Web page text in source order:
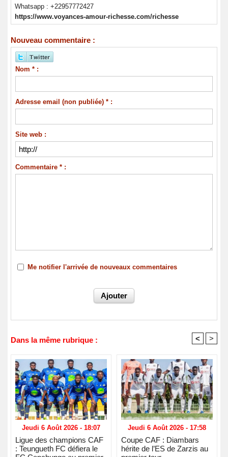
Whatsapp : +22957772427
https://www.voyances-amour-richesse.com/richesse
Nouveau commentaire :
Nom * :
Adresse email (non publiée) * :
Site web :
Commentaire * :
Me notifier l'arrivée de nouveaux commentaires
Dans la même rubrique : < >
Jeudi 6 Août 2026 - 18:07
Ligue des champions CAF
: Teungueth FC défiera le
Jeudi 6 Août 2026 - 17:58
Coupe CAF : Diambars
hérite de l’ES de Zarzis au